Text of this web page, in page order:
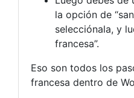
la opción de
selecciónala, y
francesa”.
Eso son todos los
francesa dentro de